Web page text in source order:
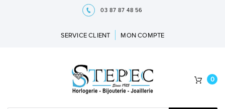
03 87 87 48 56
SERVICE CLIENT MON COMPTE
0